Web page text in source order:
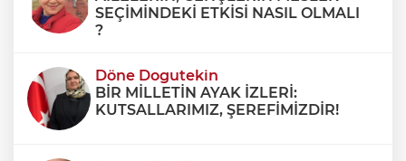
SEÇİMİNDEKİ ETKİSİ NASIL OLMALI
?
Döne Dogutekin
BİR MİLLETİN AYAK İZLERİ:
KUTSALLARIMIZ, ŞEREFİMİZDİR!